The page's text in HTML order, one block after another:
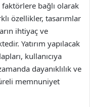
bağlı olarak
özellikler, tasarımlar
ihtiyaç ve
Yatırım yapılacak
kullanıcıya
dayanıklılık ve
memnuniyet